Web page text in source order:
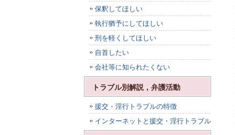
保釈してほしい
執行猶予にしてほしい
刑を軽くしてほしい
自首したい
会社等に知られたくない
トラブル別解説，弁護活動
援交・淫行トラブルの特徴
インターネットと援交・淫行トラブル